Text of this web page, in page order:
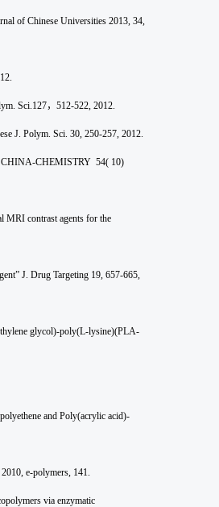
of Chinese Universities 2013, 34,
Sci.127， 512-522, 2012.
J. Polym. Sci. 30, 250-257, 2012.
CHINA-CHEMISTRY 54( 10)
MRI contrast agents for the
J. Drug Targeting 19, 657-665,
glycol)-poly(L-lysine)(PLA-
and Poly(acrylic acid)-
e-polymers, 141.
via enzymatic